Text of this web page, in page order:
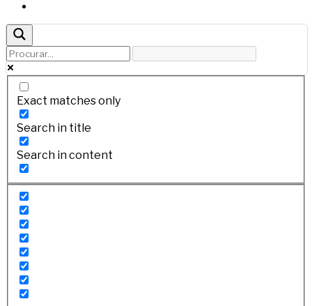
Exact matches only
Search in title
Search in content